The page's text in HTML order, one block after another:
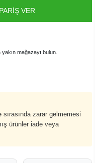
VER
mağazayı bulun.
zarar gelmemesi
ürünler iade veya